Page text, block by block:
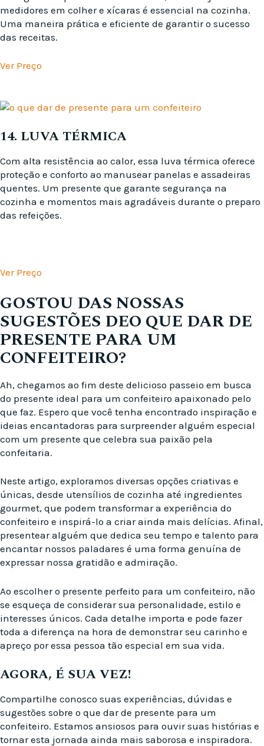
medidores em colher e xícaras é essencial na cozinha.
Uma maneira prática e eficiente de garantir o sucesso
das receitas.
Ver Preço
14. LUVA TÉRMICA
Com alta resistência ao calor, essa luva térmica oferece
proteção e conforto ao manusear panelas e assadeiras
quentes. Um presente que garante segurança na
cozinha e momentos mais agradáveis durante o preparo
das refeições.
Ver Preço
GOSTOU DAS NOSSAS
SUGESTÕES DEO QUE DAR DE
PRESENTE PARA UM
CONFEITEIRO?
Ah, chegamos ao fim deste delicioso passeio em busca
do presente ideal para um confeiteiro apaixonado pelo
que faz. Espero que você tenha encontrado inspiração e
ideias encantadoras para surpreender alguém especial
com um presente que celebra sua paixão pela
confeitaria.
Neste artigo, exploramos diversas opções criativas e
únicas, desde utensílios de cozinha até ingredientes
gourmet, que podem transformar a experiência do
confeiteiro e inspirá-lo a criar ainda mais delícias. Afinal,
presentear alguém que dedica seu tempo e talento para
encantar nossos paladares é uma forma genuína de
expressar nossa gratidão e admiração.
Ao escolher o presente perfeito para um confeiteiro, não
se esqueça de considerar sua personalidade, estilo e
interesses únicos. Cada detalhe importa e pode fazer
toda a diferença na hora de demonstrar seu carinho e
apreço por essa pessoa tão especial em sua vida.
AGORA, É SUA VEZ!
Compartilhe conosco suas experiências, dúvidas e
sugestões sobre o que dar de presente para um
confeiteiro. Estamos ansiosos para ouvir suas histórias e
tornar esta jornada ainda mais saborosa e inspiradora.